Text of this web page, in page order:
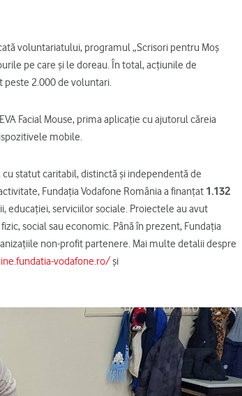
voluntariatului, programul „Scrisori pentru Moș
pe care și le doreau. În total, acțiunile de
2.000 de voluntari.
Facial Mouse, prima aplicație cu ajutorul căreia
mobile.
statut caritabil, distinctă şi independentă de
Fundaţia Vodafone România a finanţat 1.132
educaţiei, serviciilor sociale. Proiectele au avut
social sau economic. Până în prezent, Fundaţia
non-profit partenere. Mai multe detalii despre
vodafone.ro/și